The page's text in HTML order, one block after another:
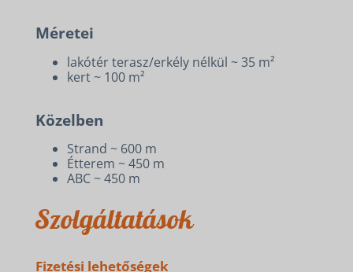
Méretei
lakótér terasz/erkély nélkül ~ 35 m²
kert ~ 100 m²
Közelben
Strand ~ 600 m
Étterem ~ 450 m
ABC ~ 450 m
Szolgáltatások
Fizetési lehetőségek